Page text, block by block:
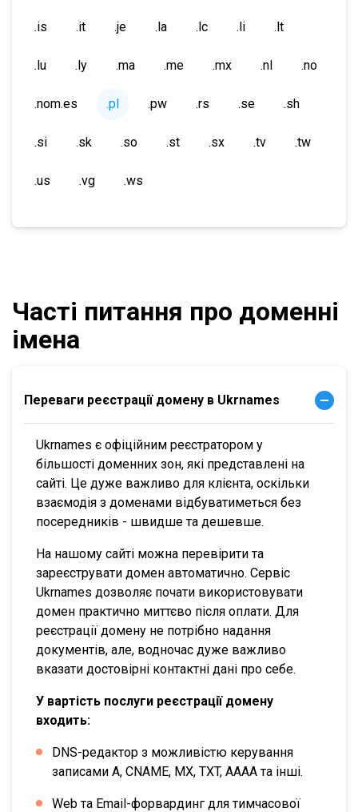
.is .it .je .la .lc .li .lt
.lu .ly .ma .me .mx .nl .no
.nom.es .pl .pw .rs .se .sh
.si .sk .so .st .sx .tv .tw
.us .vg .ws
Часті питання про доменні
імена
Переваги реєстрації домену в Ukrnames
Ukrnames є офіційним реєстратором у
більшості доменних зон, які представлені на
сайті. Це дуже важливо для клієнта, оскільки
взаємодія з доменами відбуватиметься без
посередників - швидше та дешевше.
На нашому сайті можна перевірити та
зареєструвати домен автоматично. Сервіс
Ukrnames дозволяє почати використовувати
домен практично миттєво після оплати. Для
реєстрації домену не потрібно надання
документів, але, водночас дуже важливо
вказати достовірні контактні дані про себе.
У вартість послуги реєстрації домену
входить:
DNS-редактор з можливістю керування
записами A, CNAME, MX, TXT, AAAA та інші.
Web та Email-форвардинг для тимчасової